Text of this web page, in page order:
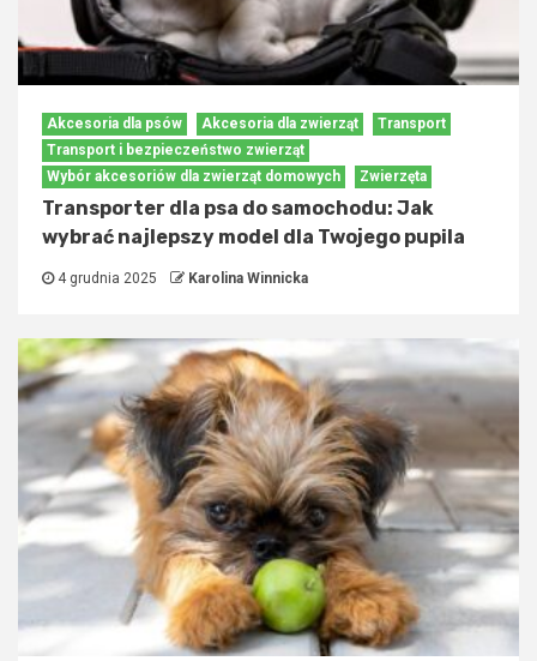
Akcesoria dla psów Akcesoria dla zwierząt
Transport
Transport i bezpieczeństwo zwierząt
Wybór akcesoriów dla zwierząt domowych
Zwierzęta
Transporter dla psa do samochodu: Jak
wybrać najlepszy model dla Twojego pupila
4 grudnia 2025 Karolina Winnicka